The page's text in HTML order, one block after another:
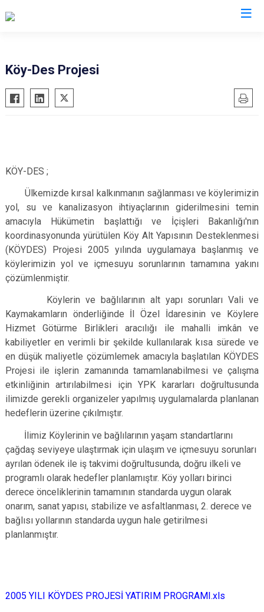
Köy-Des Projesi
KÖY-DES ;
Ülkemizde kırsal kalkınmanın sağlanması ve köylerimizin
yol, su ve kanalizasyon ihtiyaçlarının giderilmesini temin
amacıyla Hükümetin başlattığı ve İçişleri Bakanlığı'nın
koordinasyonunda yürütülen Köy Alt Yapısının Desteklenmesi
(KÖYDES) Projesi 2005 yılında uygulamaya başlanmış ve
köylerimizin yol ve içmesuyu sorunlarının tamamına yakını
çözümlenmiştir.
Köylerin ve bağlılarının alt yapı sorunları Vali ve
Kaymakamların önderliğinde İl Özel İdaresinin ve Köylere
Hizmet Götürme Birlikleri aracılığı ile mahalli imkân ve
kabiliyetler en verimli bir şekilde kullanılarak kısa sürede ve
en düşük maliyetle çözümlemek amacıyla başlatılan KÖYDES
Projesi ile işlerin zamanında tamamlanabilmesi ve çalışma
etkinliğinin artırılabilmesi için YPK kararları doğrultusunda
ilimizde gerekli organizeler yapılmış uygulamalarda planlanan
hedeflerin üzerine çıkılmıştır.
İlimiz Köylerinin ve bağlılarının yaşam standartlarını
çağdaş seviyeye ulaştırmak için ulaşım ve içmesuyu sorunları
ayrılan ödenek ile iş takvimi doğrultusunda, doğru ilkeli ve
programlı olarak hedefler planlamıştır. Köy yolları birinci
derece önceliklerinin tamamının standarda uygun olarak
onarım, sanat yapısı, stabilize ve asfaltlanması, 2. derece ve
bağlısı yollarının standarda uygun hale getirilmesi
planlanmıştır.
2005 YILI KÖYDES PROJESİ YATIRIM PROGRAMI.xls